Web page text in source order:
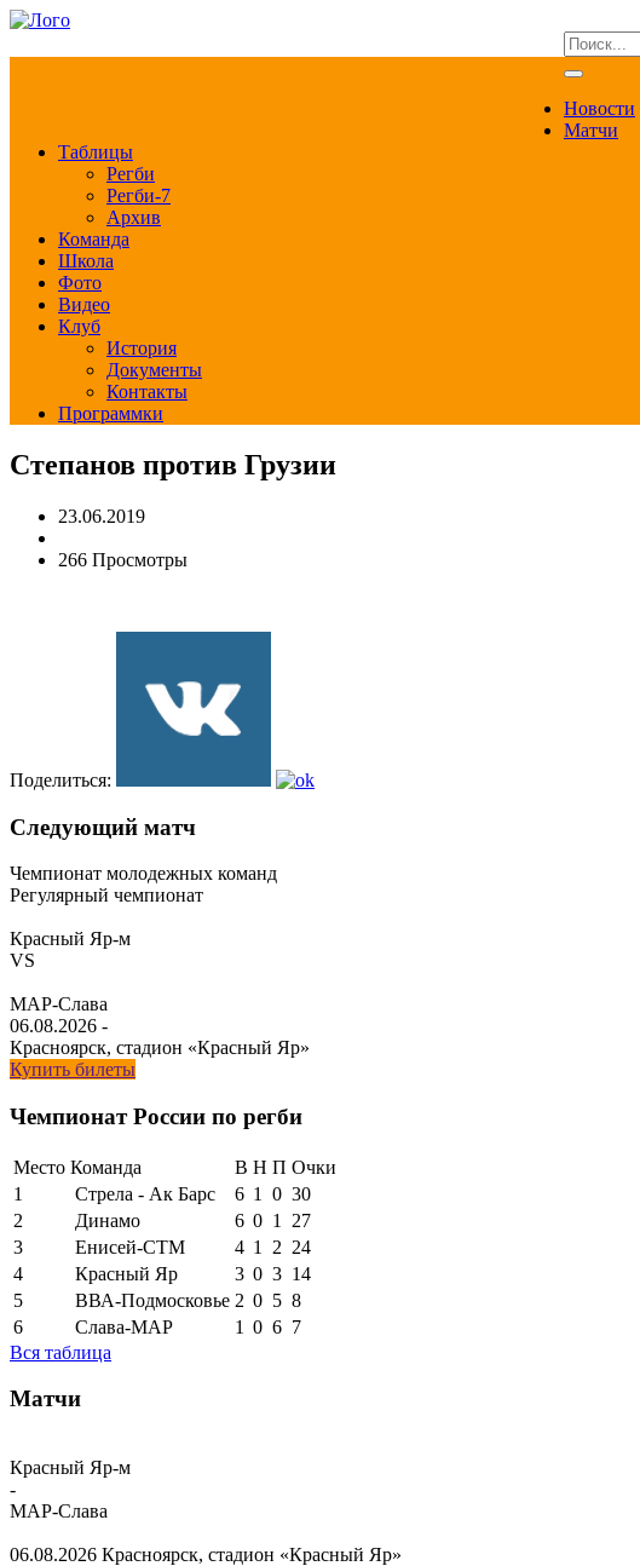
Новости
Матчи
Таблицы
Регби
Регби-7
Архив
Команда
Школа
Фото
Видео
Клуб
История
Документы
Контакты
Программки
Степанов против Грузии
23.06.2019
266 Просмотры
Поделиться:
Следующий матч
Чемпионат молодежных команд
Регулярный чемпионат
Красный Яр-м
VS
МАР-Слава
06.08.2026 -
Красноярск, стадион «Красный Яр»
Купить билеты
Чемпионат России по регби
Место Команда В Н П Очки
1
Стрела - Ак Барс 6 1 0 30
2
Динамо 6 0 1
27
3
Енисей-СТМ 4 1 2 24
4
Красный Яр 3 0 3 14
5
ВВА-Подмосковье 2 0 5 8
6
Слава-МАР 1 0 6 7
Вся таблица
Матчи
Красный Яр-м
-
МАР-Слава
06.08.2026 Красноярск, стадион «Красный Яр»